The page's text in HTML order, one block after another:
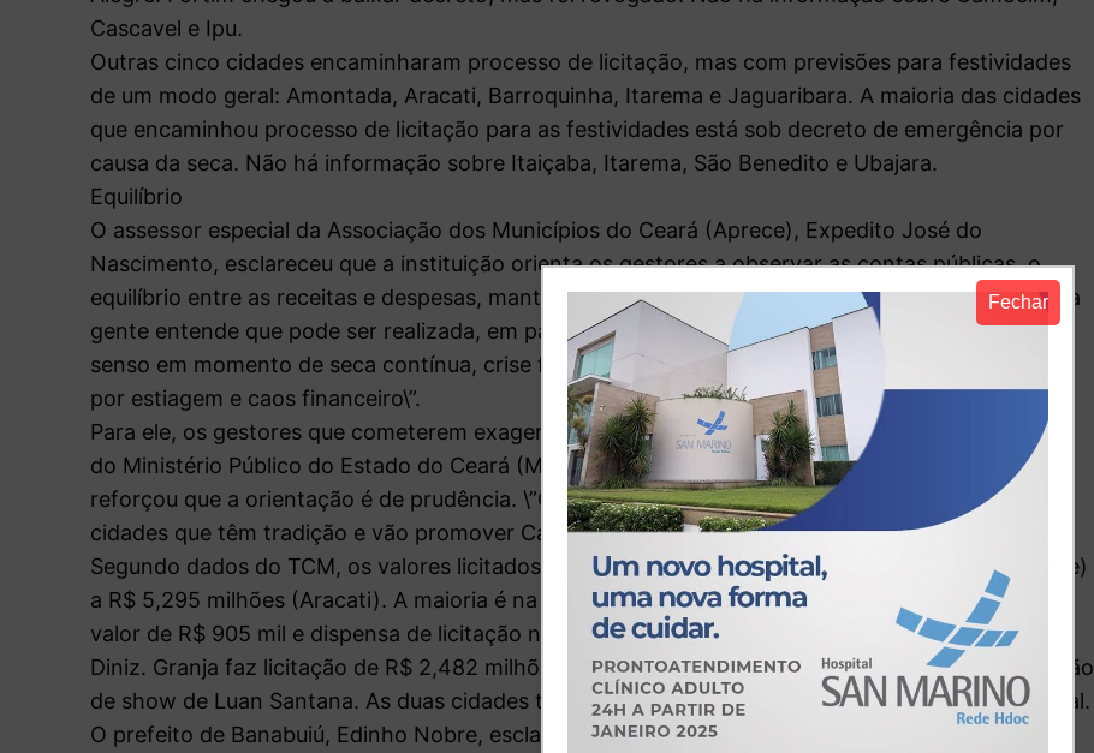
Fechar
Cascavel e Ipu.
Outras cinco cidades encaminharam processo de licitação, mas com previsões para festividades
de um modo geral: Amontada, Aracati, Barroquinha, Itarema e Jaguaribara. A maioria das cidades
que encaminhou processo de licitação para as festividades está sob decreto de emergência por
causa da seca. Não há informação sobre Itaiçaba, Itarema, São Benedito e Ubajara.
Equilíbrio
O assessor especial da Associação dos Municípios do Ceará (Aprece), Expedito José do
Nascimento, esclareceu que a instituição orienta os gestores a observar as contas públicas, o
equilíbrio entre as receitas e despesas, manter os pagamentos em dia. \”Se a festa é tradicional, a
gente entende que pode ser realizada, em parceria com iniciativa privada. É preciso usar o bom
senso em momento de seca contínua, crise financeira e de municípios com decretos motivados
por estiagem e caos financeiro\”.
Para ele, os gestores que cometerem exagero serão criticados e alvo de fiscalização pelo TCM e
do Ministério Público do Estado do Ceará (MPCE). O vice-presidente da Aprece, Nilson Diniz,
reforçou que a orientação é de prudência. \”Os prefeitos devem ter precaução. São poucas as
cidades que têm tradição e vão promover Carnaval. A maioria está recuando\”.
Segundo dados do TCM, os valores licitados para festividades variam de R$ 10 mil (Várzea Alegre)
a R$ 5,295 milhões (Aracati). A maioria é na modalidade pregão. Camocim anunciou licitação no
valor de R$ 905 mil e dispensa de licitação no valor de 150 para contratação de show de Gabriel
Diniz. Granja faz licitação de R$ 2,482 milhões e dispensa no valor de R$ 250 mil para contratação
de show de Luan Santana. As duas cidades têm processos licitatórios específicos para o Carnaval.
O prefeito de Banabuiú, Edinho Nobre, esclareceu que o Município não decretou calamidade